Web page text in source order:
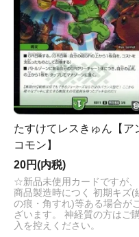
たすけてレスきゅん【ア
コモン】
20円(内税)
☆新品未使用カードですが、
商品製造時につく 初期キズ(
の痕・角すれ)等ある場合が
ざいます。 神経質の方はご
入を控えください。